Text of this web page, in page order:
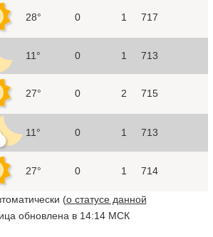
28° 0 1 717
11° 0 1 713
27° 0 2 715
11° 0 1 713
27° 0 1 714
(о статусе данной
обновлена в 14:14 МСК